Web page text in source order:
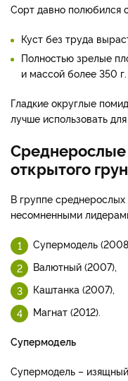
Сорт давно полюбился
Куст без труда
Полностью зрелые
и массой более 350 г.
Гладкие округлые
лучше использовать
Среднерослые
открытого
В группе среднерослых
несомненными
Супермодель
Валютный (2007),
Каштанка (2007),
Магнат (2012).
Супермодель
Супермодель –